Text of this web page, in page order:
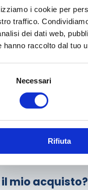
i cookie per
traffico.
dei dati web,
hanno raccolto dal tuo
Necessari
Rifiuta
Dubbi sul metodi
mio acquisto?